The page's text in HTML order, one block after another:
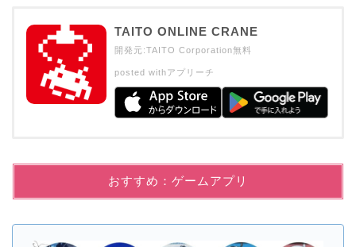
TAITO ONLINE CRANE
開発元:TAITO Corporation無料
posted withアプリーチ
おすすめ：ゲームアプリ